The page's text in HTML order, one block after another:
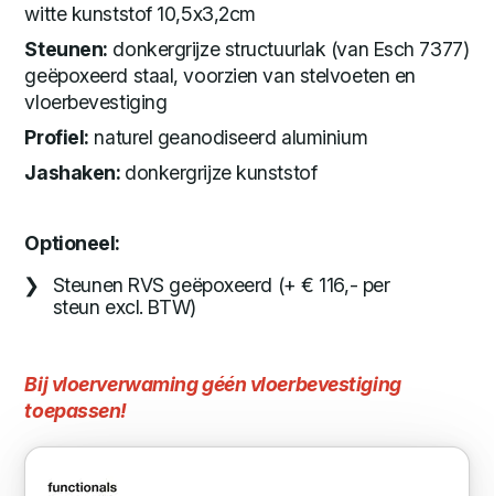
witte kunststof 10,5x3,2cm
Steunen: donkergrijze structuurlak (van Esch 7377)
geëpoxeerd staal, voorzien van stelvoeten en
vloerbevestiging
Profiel: naturel geanodiseerd aluminium
Jashaken: donkergrijze kunststof
Optioneel:
Steunen RVS geëpoxeerd (+ € 116,- per
steun excl. BTW)
Bij vloerverwaming géén vloerbevestiging
toepassen!